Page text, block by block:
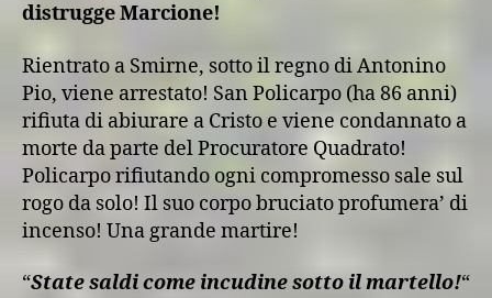
distrugge Marcione!
Rientrato a Smirne, sotto il regno di Antonino
Pio, viene arrestato! San Policarpo (ha 86 anni)
rifiuta di abiurare a Cristo e viene condannato a
morte da parte del Procuratore Quadrato!
Policarpo rifiutando ogni compromesso sale sul
rogo da solo! Il suo corpo bruciato profumera’ di
incenso! Una grande martire!
“State saldi come incudine sotto il martello!“